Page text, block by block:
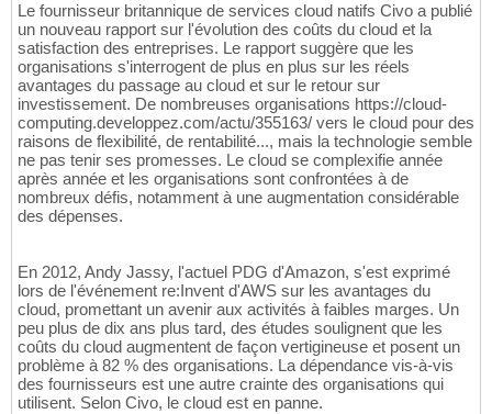
Le fournisseur britannique de services cloud natifs Civo a publié
un nouveau rapport sur l'évolution des coûts du cloud et la
satisfaction des entreprises. Le rapport suggère que les
organisations s'interrogent de plus en plus sur les réels
avantages du passage au cloud et sur le retour sur
investissement. De nombreuses organisations https://cloud-
computing.developpez.com/actu/355163/ vers le cloud pour des
raisons de flexibilité, de rentabilité..., mais la technologie semble
ne pas tenir ses promesses. Le cloud se complexifie année
après année et les organisations sont confrontées à de
nombreux défis, notamment à une augmentation considérable
des dépenses.
En 2012, Andy Jassy, l'actuel PDG d'Amazon, s'est exprimé
lors de l'événement re:Invent d'AWS sur les avantages du
cloud, promettant un avenir aux activités à faibles marges. Un
peu plus de dix ans plus tard, des études soulignent que les
coûts du cloud augmentent de façon vertigineuse et posent un
problème à 82 % des organisations. La dépendance vis-à-vis
des fournisseurs est une autre crainte des organisations qui
utilisent. Selon Civo, le cloud est en panne.